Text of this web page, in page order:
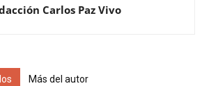
Carlos Paz Vivo
Más del autor